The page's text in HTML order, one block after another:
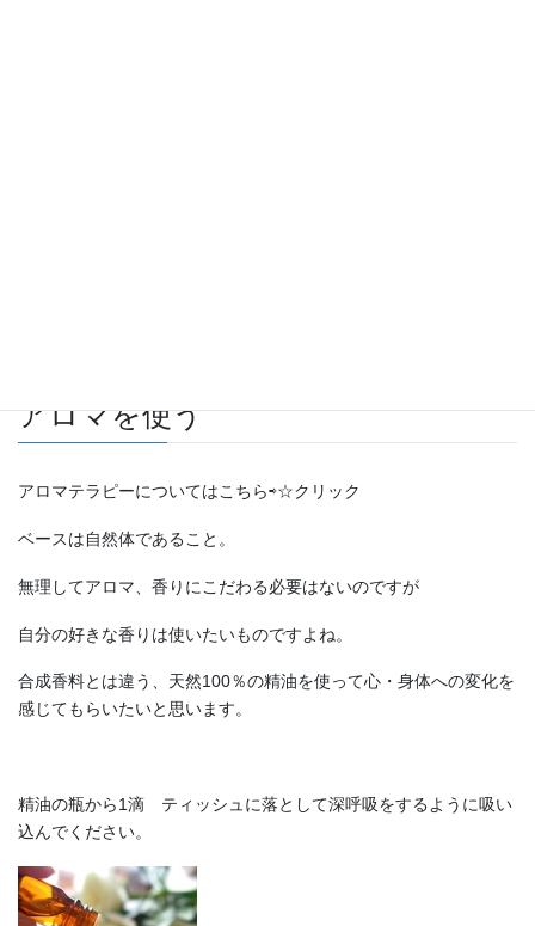
アロマを使う
アロマテラピーについてはこちら⇨☆クリック
ベースは自然体であること。
無理してアロマ、香りにこだわる必要はないのですが
自分の好きな香りは使いたいものですよね。
合成香料とは違う、天然100％の精油を使って心・身体への変化を
感じてもらいたいと思います。
精油の瓶から1滴 ティッシュに落として深呼吸をするように吸い
込んでください。